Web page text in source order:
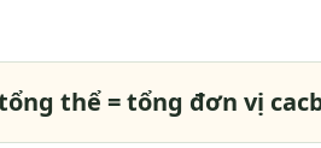
thể = tổng đơn vị